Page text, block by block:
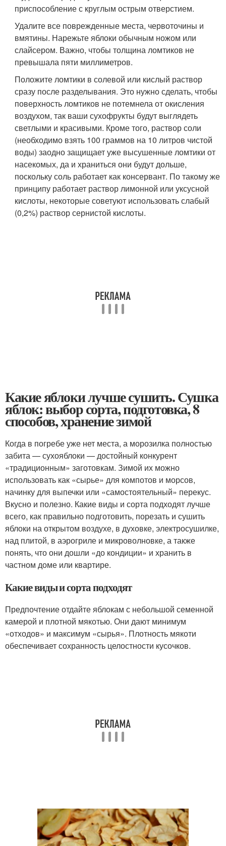
приспособление с круглым острым отверстием.
Удалите все поврежденные места, червоточины и
вмятины. Нарежьте яблоки обычным ножом или
слайсером. Важно, чтобы толщина ломтиков не
превышала пяти миллиметров.
Положите ломтики в солевой или кислый раствор
сразу после разделывания. Это нужно сделать, чтобы
поверхность ломтиков не потемнела от окисления
воздухом, так ваши сухофрукты будут выглядеть
светлыми и красивыми. Кроме того, раствор соли
(необходимо взять 100 граммов на 10 литров чистой
воды) заодно защищает уже высушенные ломтики от
насекомых, да и храниться они будут дольше,
поскольку соль работает как консервант. По такому же
принципу работает раствор лимонной или уксусной
кислоты, некоторые советуют использовать слабый
(0,2%) раствор сернистой кислоты.
Какие яблоки лучше сушить. Сушка
яблок: выбор сорта, подготовка, 8
способов, хранение зимой
Когда в погребе уже нет места, а морозилка полностью
забита — сухояблоки — достойный конкурент
«традиционным» заготовкам. Зимой их можно
использовать как «сырье» для компотов и морсов,
начинку для выпечки или «самостоятельный» перекус.
Вкусно и полезно. Какие виды и сорта подходят лучше
всего, как правильно подготовить, порезать и сушить
яблоки на открытом воздухе, в духовке, электросушилке,
над плитой, в аэрогриле и микроволновке, а также
понять, что они дошли «до кондиции» и хранить в
частном доме или квартире.
Какие виды и сорта подходят
Предпочтение отдайте яблокам с небольшой семенной
камерой и плотной мякотью. Они дают минимум
«отходов» и максимум «сырья». Плотность мякоти
обеспечивает сохранность целостности кусочков.